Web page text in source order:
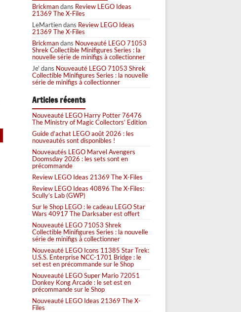
Brickmandans Review LEGO Ideas
21369 The X-Files
LeMartiendans Review LEGO Ideas
21369 The X-Files
Brickmandans Nouveauté LEGO 71053
Shrek Collectible Minifigures Series : la
nouvelle série de minifigs à collectionner
Je' dans Nouveauté LEGO 71053 Shrek
Collectible Minifigures Series : la nouvelle
série de minifigs à collectionner
Articles récents
Nouveauté LEGO Harry Potter 76476
The Ministry of Magic Collectors’ Edition
Guide d’achat LEGO août 2026 : les
nouveautés sont disponibles !
Nouveautés LEGO Marvel Avengers
Doomsday 2026 : les sets sont en
précommande
Review LEGO Ideas 21369 The X-Files
Review LEGO Ideas 40896 The X-Files:
Scully’s Lab (GWP)
Sur le Shop LEGO : le cadeau LEGO Star
Wars 40917 The Darksaber est offert
Nouveauté LEGO 71053 Shrek
Collectible Minifigures Series : la nouvelle
série de minifigs à collectionner
Nouveauté LEGO Icons 11385 Star Trek:
U.S.S. Enterprise NCC-1701 Bridge : le
set est en précommande sur le Shop
Nouveauté LEGO Super Mario 72051
Donkey Kong Arcade : le set est en
précommande sur le Shop
Nouveauté LEGO Ideas 21369 The X-
Files